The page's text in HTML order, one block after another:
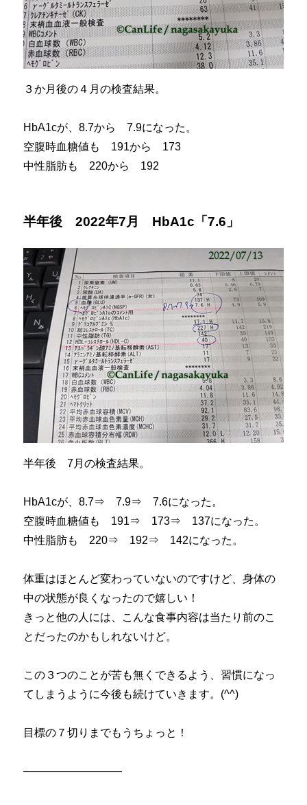
３か月後の４月の検査結果。
HbA1cが、8.7から 7.9になった。
空腹時血糖値も 191から 173
中性脂肪も 220から 192
半年後 2022年7月 HbA1c「7.6」
半年後 7月の検査結果。
HbA1cが、8.7⇒ 7.9⇒ 7.6になった。
空腹時血糖値も 191⇒ 173⇒ 137になった。
中性脂肪も 220⇒ 192⇒ 142になった。
体重はほとんど変わっていないのですけど、身体の
中の状態が良くなったので嬉しい！
きっと他の人には、こんな食事内容は当たり前のこ
とだったのかもしれないけど。
この３つのことが苦も無くできるよう、習慣になっ
てしまうように今後も続けていきます。(^^)
目標の７切りまでもうちょっと！
—————————